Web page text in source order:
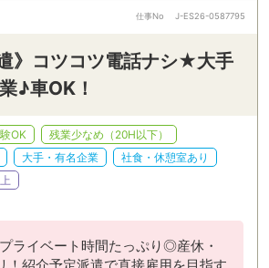
仕事No J-ES26-0587795
》コツコツ電話ナシ★大手
♪車OK！
OK
残業少なめ（20H以下）
大手・有名企業
社食・休憩室あり
ライベート時間たっぷり◎産休・
！紹介予定派遣で直接雇用を目指す